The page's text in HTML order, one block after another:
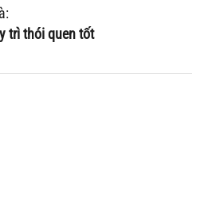
trì thói quen tốt